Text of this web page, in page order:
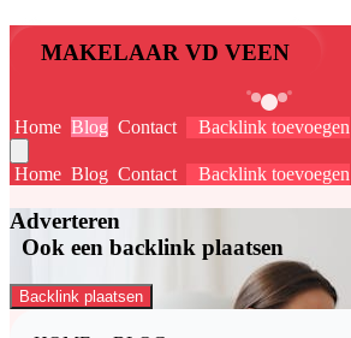
MAKELAAR VD VEEN
Home Blog Contact Backlink toevoegen
Home Blog Contact Backlink toevoegen
Adverteren
Ook een backlink plaatsen
Backlink plaatsen